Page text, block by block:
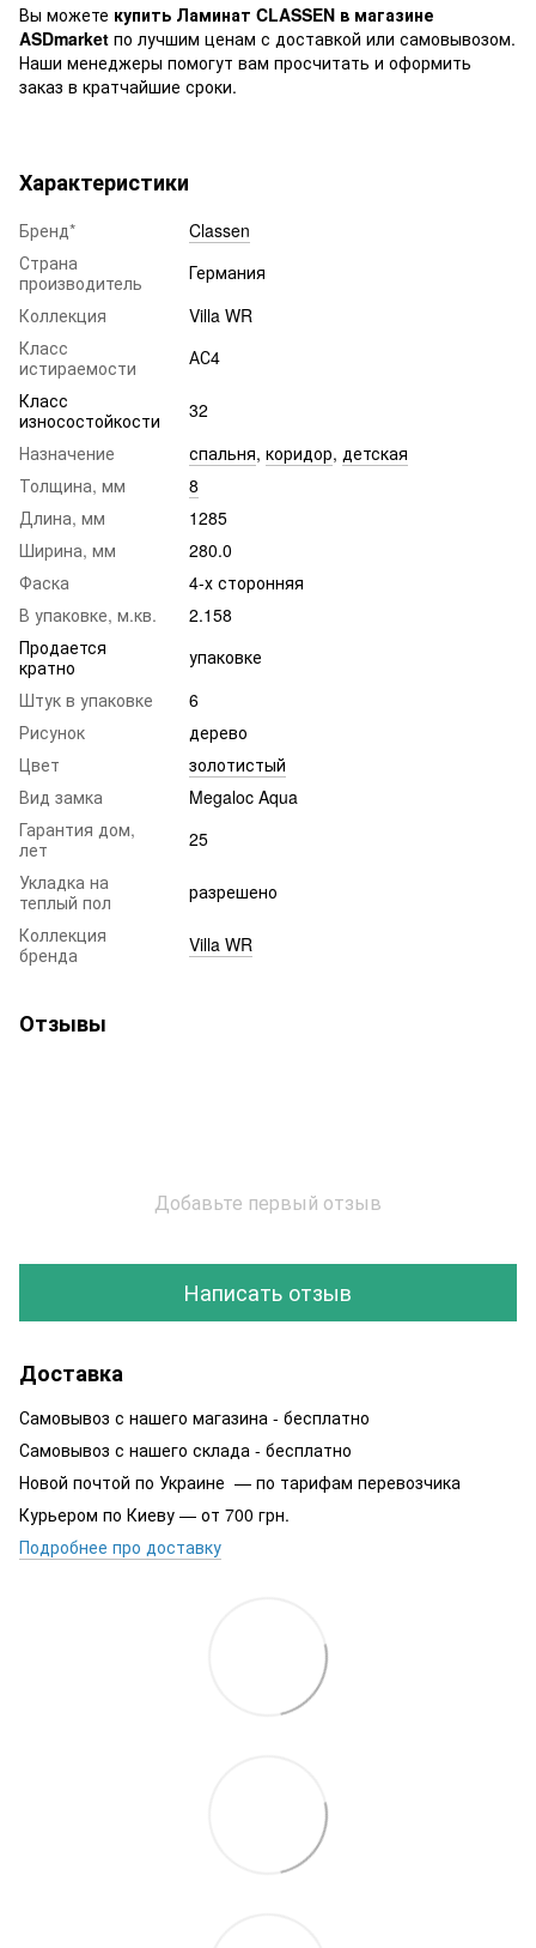
Вы можете купить Ламинат CLASSEN в магазине
ASDmarket по лучшим ценам с доставкой или самовывозом.
Наши менеджеры помогут вам просчитать и оформить
заказ в кратчайшие сроки.
Характеристики
Бренд*
Classen
Страна
производитель
Германия
Коллекция
Villa WR
Класс
истираемости
АС4
Класс
износостойкости
32
Назначение
спальня, коридор, детская
Толщина, мм
8
Длина, мм
1285
Ширина, мм
280.0
Фаска
4-х сторонняя
В упаковке, м.кв.
2.158
Продается
кратно
упаковке
Штук в упаковке
6
Рисунок
дерево
Цвет
золотистый
Вид замка
Megaloc Aqua
Гарантия дом,
лет
25
Укладка на
теплый пол
разрешено
Коллекция
бренда
Villa WR
Отзывы
Добавьте первый отзыв
Написать отзыв
Доставка
Самовывоз с нашего магазина - бесплатно
Самовывоз с нашего склада - бесплатно
Новой почтой по Украине — по тарифам перевозчика
Курьером по Киеву — от 700 грн.
Подробнее про доставку